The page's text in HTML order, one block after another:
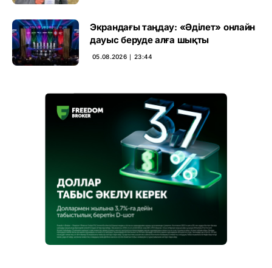
Экрандағы таңдау: «Әділет» онлайн
дауыс беруде алға шықты
05.08.2026 ∣ 23:44